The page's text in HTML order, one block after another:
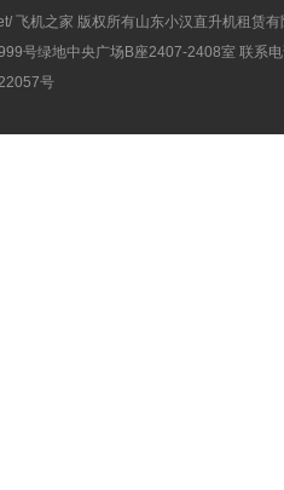
飞机之家 版权所有山东小汉直升机租赁有
号绿地中央广场B座2407-2408室 联系
号